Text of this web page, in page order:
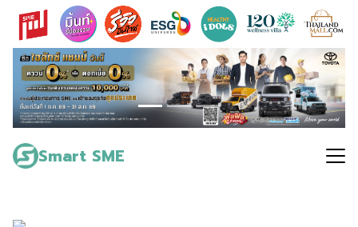
Skip
content
Smart SME
Search
for: